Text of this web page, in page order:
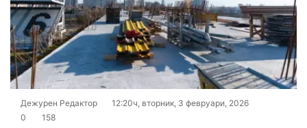
Дежурен Редактор
12:20ч, вторник, 3 февруари, 2026
0
158